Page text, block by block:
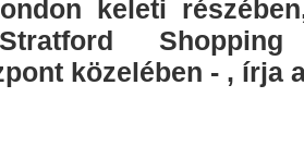
keleti
közelében - , írja